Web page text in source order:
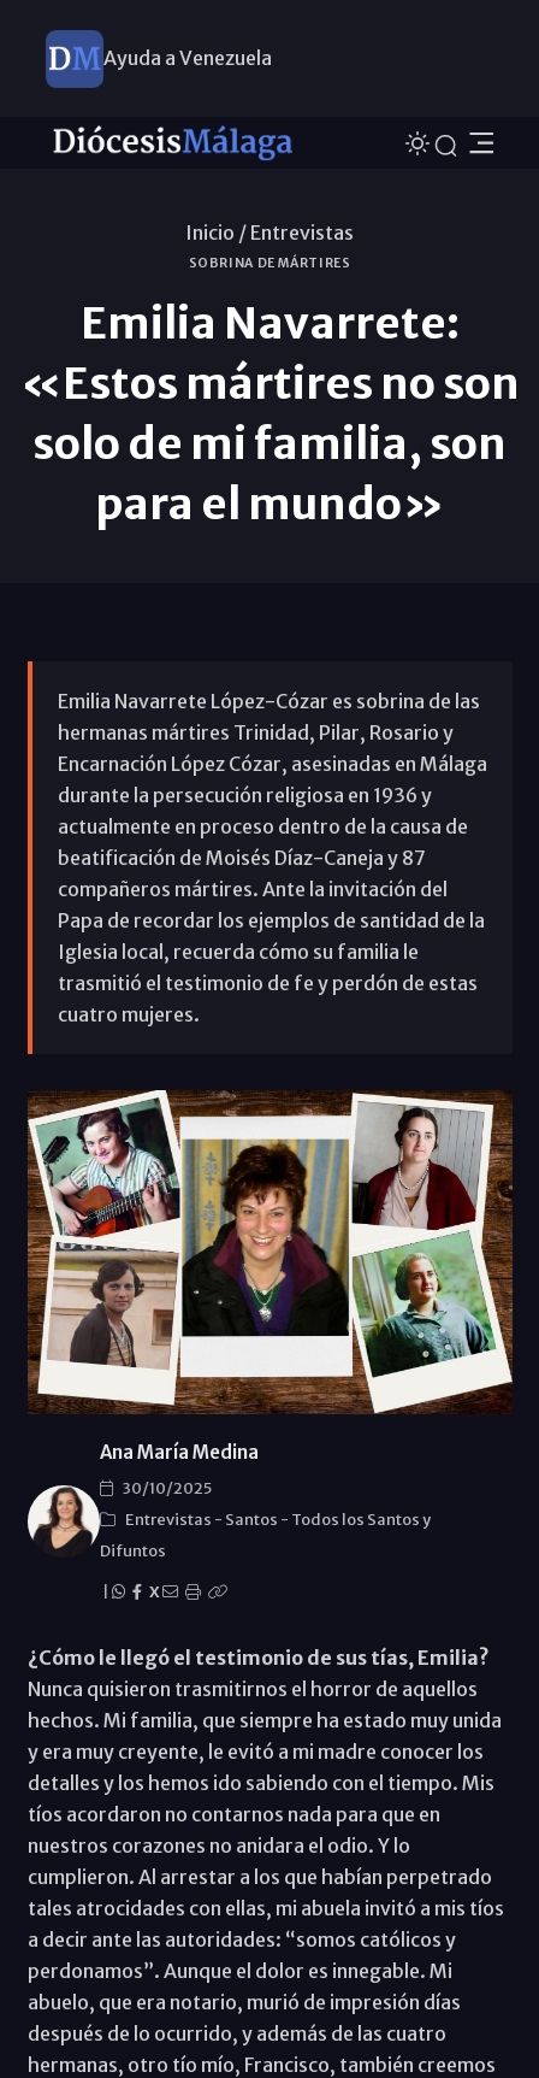
Ayuda a Venezuela
Inicio / Entrevistas
SOBRINA DE MÁRTIRES
Emilia Navarrete:
«Estos mártires no son
solo de mi familia, son
para el mundo»
Emilia Navarrete López-Cózar es sobrina de las
hermanas mártires Trinidad, Pilar, Rosario y
Encarnación López Cózar, asesinadas en Málaga
durante la persecución religiosa en 1936 y
actualmente en proceso dentro de la causa de
beatificación de Moisés Díaz-Caneja y 87
compañeros mártires. Ante la invitación del
Papa de recordar los ejemplos de santidad de la
Iglesia local, recuerda cómo su familia le
trasmitió el testimonio de fe y perdón de estas
cuatro mujeres.
Ana María Medina
30/10/2025
Entrevistas - Santos - Todos los Santos y
Difuntos
X
¿Cómo le llegó el testimonio de sus tías, Emilia?
Nunca quisieron trasmitirnos el horror de aquellos
hechos. Mi familia, que siempre ha estado muy unida
y era muy creyente, le evitó a mi madre conocer los
detalles y los hemos ido sabiendo con el tiempo. Mis
tíos acordaron no contarnos nada para que en
nuestros corazones no anidara el odio. Y lo
cumplieron. Al arrestar a los que habían perpetrado
tales atrocidades con ellas, mi abuela invitó a mis tíos
a decir ante las autoridades: “somos católicos y
perdonamos”. Aunque el dolor es innegable. Mi
abuelo, que era notario, murió de impresión días
después de lo ocurrido, y además de las cuatro
hermanas, otro tío mío, Francisco, también creemos